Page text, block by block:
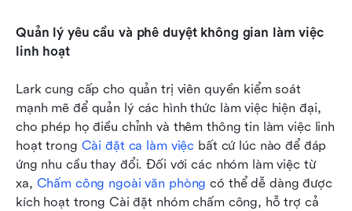
Quản lý yêu cầu và phê duyệt không gian làm việc
linh hoạt
Lark cung cấp cho quản trị viên quyền kiểm soát
mạnh mẽ để quản lý các hình thức làm việc hiện đại,
cho phép họ điều chỉnh và thêm thông tin làm việc linh
hoạt trong Cài đặt ca làm việc bất cứ lúc nào để đáp
ứng nhu cầu thay đổi. Đối với các nhóm làm việc từ
xa, Chấm công ngoài văn phòng có thể dễ dàng được
kích hoạt trong Cài đặt nhóm chấm công, hỗ trợ cả